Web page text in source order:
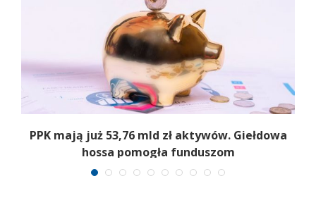
PPK mają już 53,76 mld zł aktywów. Giełdowa
hossa pomogła funduszom